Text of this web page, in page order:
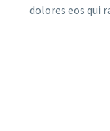
dolores eos qui